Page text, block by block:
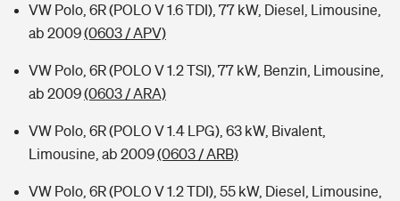
VW Polo, 6R (POLO V 1.6 TDI), 77 kW, Diesel, Limousine,
ab 2009(0603 / APV)
VW Polo, 6R (POLO V 1.2 TSI), 77 kW, Benzin, Limousine,
ab 2009(0603 / ARA)
VW Polo, 6R (POLO V 1.4 LPG), 63 kW, Bivalent,
Limousine, ab 2009(0603 / ARB)
VW Polo, 6R (POLO V 1.2 TDI), 55 kW, Diesel, Limousine,